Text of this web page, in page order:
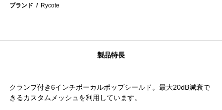
ブランド
Rycote
製品特長
クランプ付き6インチボーカルポップシールド。最大20dB減衰で
きるカスタムメッシュを利用しています。